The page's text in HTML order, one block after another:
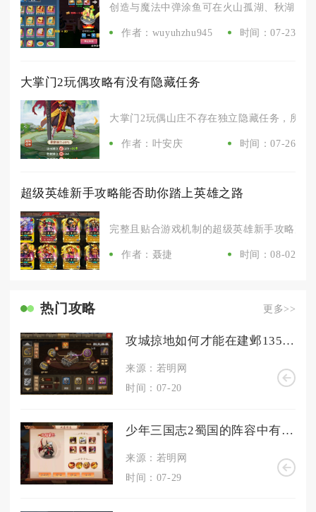
创造与魔法中弹涂鱼可在火山孤湖、秋湖、
作者：wuyuhzhu945 时间：07-23
大掌门2玩偶攻略有没有隐藏任务
大掌门2玩偶山庄不存在独立隐藏任务，所有
作者：叶安庆 时间：07-26
超级英雄新手攻略能否助你踏上英雄之路
完整且贴合游戏机制的超级英雄新手攻略完
作者：聂捷 时间：08-02
热门攻略 更多>>
攻城掠地如何才能在建邺135中获得胜利
来源：若明网
时间：07-20
少年三国志2蜀国的阵容中有哪些英雄适合扮演控制角色呢
来源：若明网
时间：07-29